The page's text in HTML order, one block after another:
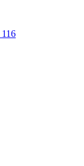
116